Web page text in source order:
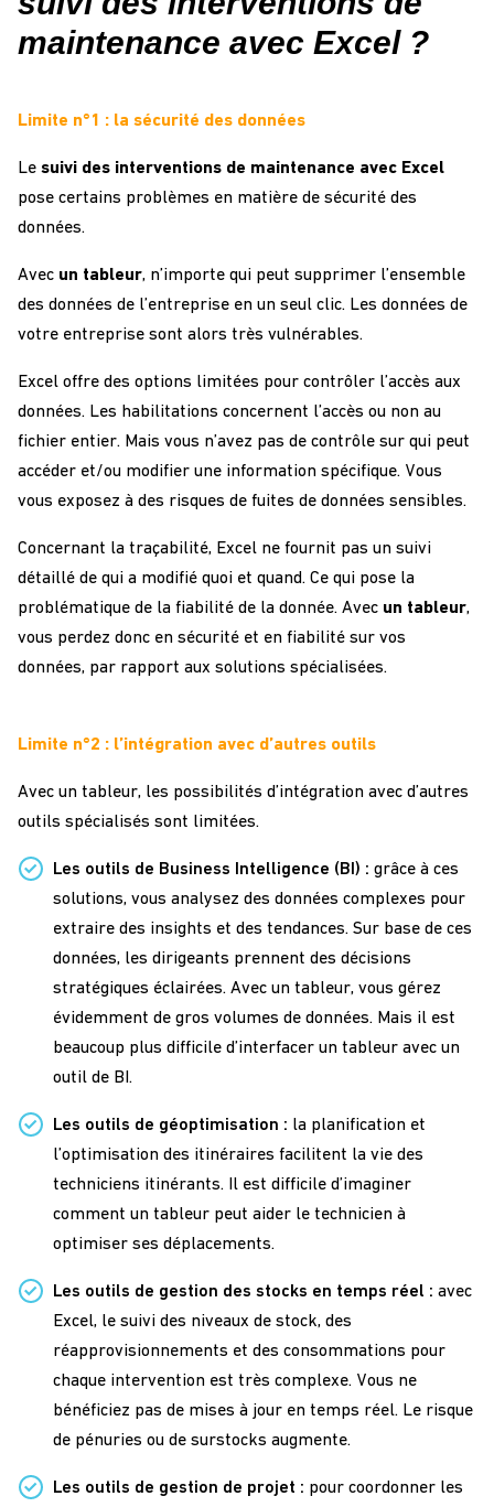
maintenance avec Excel ?
Limite n°1 : la sécurité des données
Le suivi des interventions de maintenance avec Excel
pose certains problèmes en matière de sécurité des
données.
Avec un tableur, n’importe qui peut supprimer l’ensemble
des données de l’entreprise en un seul clic. Les données de
votre entreprise sont alors très vulnérables.
Excel offre des options limitées pour contrôler l’accès aux
données. Les habilitations concernent l’accès ou non au
fichier entier. Mais vous n’avez pas de contrôle sur qui peut
accéder et/ou modifier une information spécifique. Vous
vous exposez à des risques de fuites de données sensibles.
Concernant la traçabilité, Excel ne fournit pas un suivi
détaillé de qui a modifié quoi et quand. Ce qui pose la
problématique de la fiabilité de la donnée. Avec un tableur,
vous perdez donc en sécurité et en fiabilité sur vos
données, par rapport aux solutions spécialisées.
Limite n°2 : l’intégration avec d’autres outils
Avec un tableur, les possibilités d’intégration avec d’autres
outils spécialisés sont limitées.
Les outils de Business Intelligence (BI) : grâce à ces
solutions, vous analysez des données complexes pour
extraire des insights et des tendances. Sur base de ces
données, les dirigeants prennent des décisions
stratégiques éclairées. Avec un tableur, vous gérez
évidemment de gros volumes de données. Mais il est
beaucoup plus difficile d’interfacer un tableur avec un
outil de BI.
Les outils de géoptimisation : la planification et
l’optimisation des itinéraires facilitent la vie des
techniciens itinérants. Il est difficile d’imaginer
comment un tableur peut aider le technicien à
optimiser ses déplacements.
Les outils de gestion des stocks en temps réel : avec
Excel, le suivi des niveaux de stock, des
réapprovisionnements et des consommations pour
chaque intervention est très complexe. Vous ne
bénéficiez pas de mises à jour en temps réel. Le risque
de pénuries ou de surstocks augmente.
Les outils de gestion de projet : pour coordonner les